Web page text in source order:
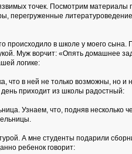
точек. Посмотрим
перегруженные
происходило в школе у моего
Муж ворчит: «Опять домашнее
логике:
что в ней не только возможны,
приходит из школы радостный:
Узнаем, что, подняв несколько
А мне студенты подарили
ребенок говорит: